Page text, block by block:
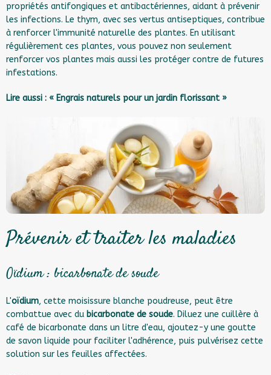
propriétés antifongiques et antibactériennes, aidant à prévenir
les infections. Le thym, avec ses vertus antiseptiques, contribue
à renforcer l'immunité naturelle des plantes. En utilisant
régulièrement ces plantes, vous pouvez non seulement
renforcer vos plantes mais aussi les protéger contre de futures
infestations.
Lire aussi : « Engrais naturels pour un jardin florissant »
Prévenir et traiter les maladies
Oïdium : bicarbonate de soude
L'oïdium, cette moisissure blanche poudreuse, peut être
combattue avec du bicarbonate de soude. Diluez une cuillère à
café de bicarbonate dans un litre d'eau, ajoutez-y une goutte
de savon liquide pour faciliter l'adhérence, puis pulvérisez cette
solution sur les feuilles affectées.